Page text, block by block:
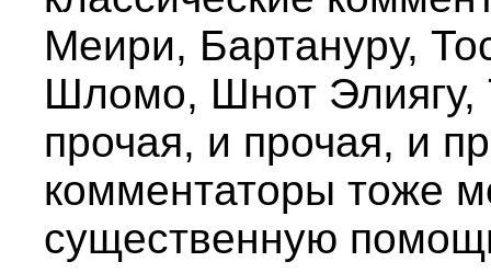
Меири, Бартануру,
Шломо, Шнот Элиягу,
прочая, и прочая, и
комментаторы тоже
существенную